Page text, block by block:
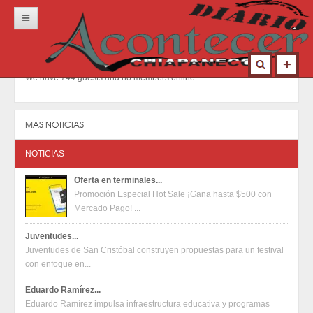
Portada
Locales
Municipios
Nacional
Deportes
Contacto
We have 744 guests and no members online
MAS NOTICIAS
NOTICIAS
Oferta en terminales...
Promoción Especial Hot Sale ¡Gana hasta $500 con
Mercado Pago! ...
Juventudes...
Juventudes de San Cristóbal construyen propuestas para un festival
con enfoque en...
Eduardo Ramírez...
Eduardo Ramírez impulsa infraestructura educativa y programas